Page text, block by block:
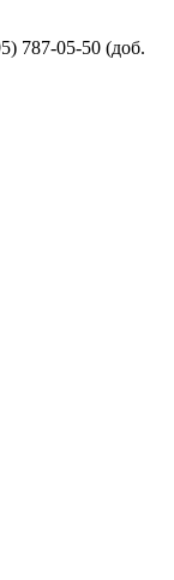
787-05-50 (доб.